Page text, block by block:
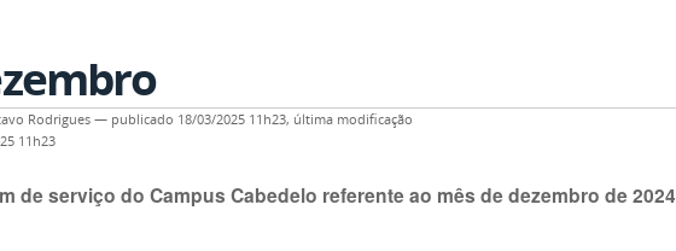
Rodrigues — publicado 18/03/2025 11h23, última modificação
11h23
de serviço do Campus Cabedelo referente ao mês de dezembro de 2024